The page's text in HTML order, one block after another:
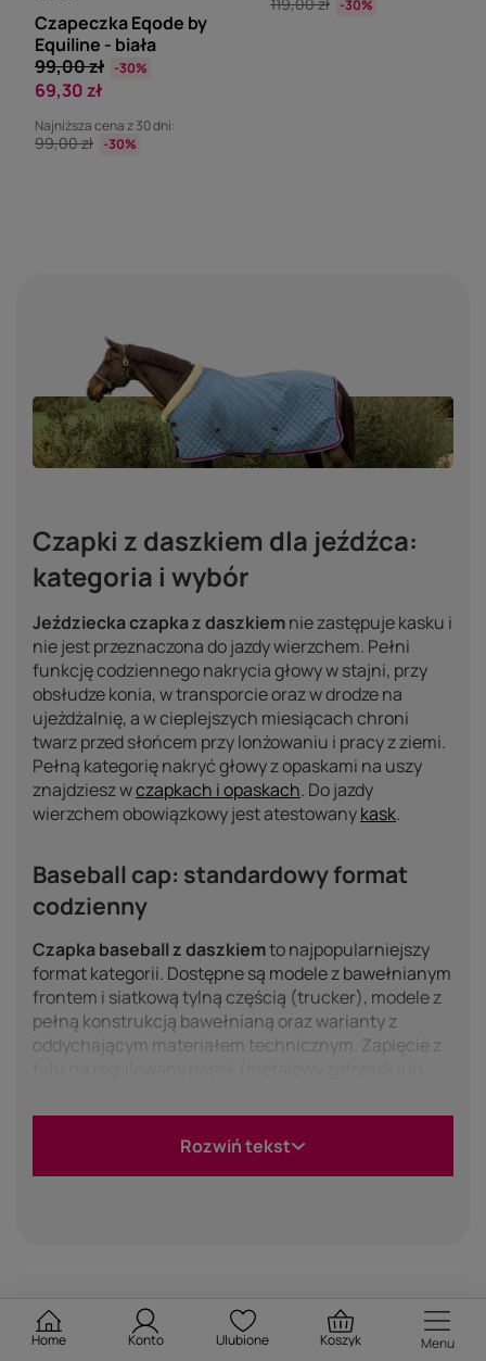
Czapeczka Eqode by
Equiline - biała
69,30 zł
Najniższa cena z 30 dni:
99,00 zł -30%
99,00 zł -30%
-30%
Czapki z daszkiem dla jeźdźca:
kategoria i wybór
Jeździecka czapka z daszkiemnie zastępuje kasku i
nie jest przeznaczona do jazdy wierzchem. Pełni
funkcję codziennego nakrycia głowy w stajni, przy
obsłudze konia, w transporcie oraz w drodze na
ujeżdżalnię, a w cieplejszych miesiącach chroni
twarz przed słońcem przy lonżowaniu i pracy z ziemi.
Pełną kategorię nakryć głowy z opaskami na uszy
znajdziesz wczapkach i opaskach. Do jazdy
wierzchem obowiązkowy jest atestowanykask.
Baseball cap: standardowy format
codzienny
Czapka baseball z daszkiemto najpopularniejszy
format kategorii. Dostępne są modele z bawełnianym
frontem i siatkową tylną częścią (trucker), modele z
pełną konstrukcją bawełnianą oraz warianty z
oddychającym materiałem technicznym. Zapięcie z
chroni oczy przed słońcem przy lonżowaniu i
obserwacji treningu.
Czapki zimowe z wełną
Format sprawdza się w chłodniejszych porach roku
przy pracy ze stajni, przy większych mrozach lepiej
Rozwiń tekst
Home Konto Ulubione Koszyk Menu